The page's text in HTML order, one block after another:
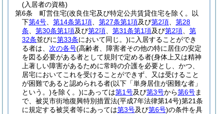
(入居者の資格)
第6条
町営住宅(改良住宅及び特定公共賃貸住宅を除く。以
下第4号 第14条第1項 第27条第1項及び第2項
第28
条
第30条第1項及び第2項 第31条第1項及び第2項
第
32条並びに第33条において同じ。)に入居することができ
る者は、 次の各号(高齢者、障害者その他の特に居住の安定
を図る必要がある者として規則で定める者(身体上又は精神
上著しい障害があるために常時の介護を必要とし、かつ、
居宅においてこれを受けることができず、又は受けること
が困難であると認められる者(以下「単身居住が困難な者」
という。)を除く。)にあっては第1号及び第3号から第6号ま
で、被災市街地復興特別措置法(平成7年法律第14号)第21条
に規定する被災者等にあっては第3号及び第6号)の条件を具